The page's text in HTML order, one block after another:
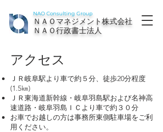
NAO Consulting Group
ＮＡＯマネジメント株式会社
ＮＡＯ行政書士法人
アクセス
ＪＲ岐阜駅より車で約５分、徒歩20分程度
(1.5㎞)
ＪＲ東海道新幹線・岐阜羽島駅および名神高
速道路・岐阜羽島ＩＣより車で約３０分
お車でお越しの方は事務所東側駐車場をご利
用ください。